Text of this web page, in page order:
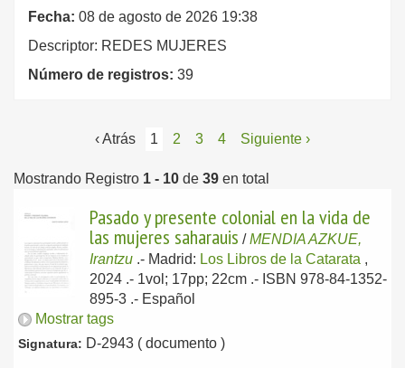
Fecha: 08 de agosto de 2026 19:38
Descriptor: REDES MUJERES
Número de registros: 39
‹ Atrás 1 2 3 4 Siguiente ›
Mostrando Registro 1 - 10 de 39 en total
Pasado y presente colonial en la vida de
las mujeres saharauis /MENDIA AZKUE,
Irantzu .- Madrid: Los Libros de la Catarata ,
2024 .- 1vol; 17pp; 22cm .- ISBN 978-84-1352-
895-3 .- Español
Mostrar tags
Signatura: D-2943 ( documento )